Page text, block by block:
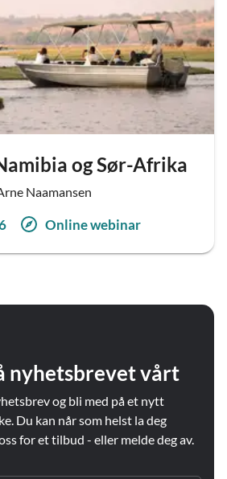
og Sør-Afrika
Naamansen
Online webinar
nyhetsbrevet vårt
og bli med på et nytt
Du kan når som helst la deg
for et tilbud - eller melde deg av.